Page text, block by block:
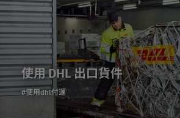
使用 DHL 出口貨件
#使用dhl付運